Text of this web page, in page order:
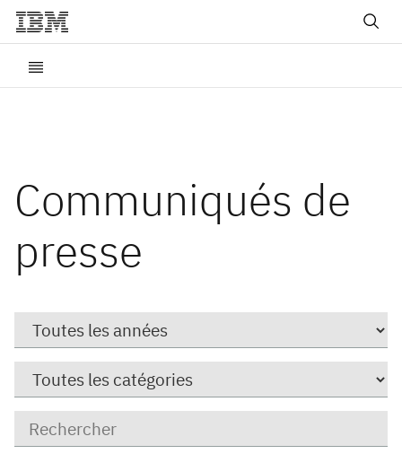
Communiqués de
presse
clé